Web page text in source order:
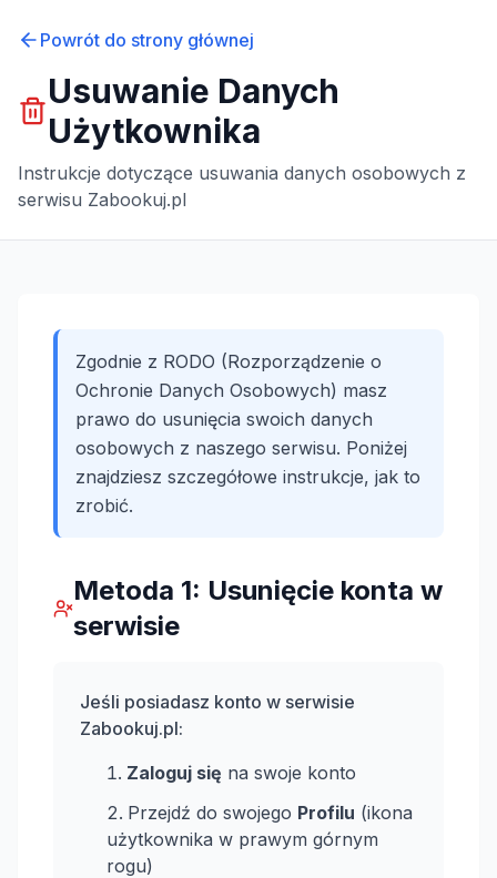
Powrót do strony głównej
Usuwanie Danych
Użytkownika
Instrukcje dotyczące usuwania danych osobowych z
serwisu Zabookuj.pl
Zgodnie z RODO (Rozporządzenie o
Ochronie Danych Osobowych) masz
prawo do usunięcia swoich danych
osobowych z naszego serwisu. Poniżej
znajdziesz szczegółowe instrukcje, jak to
zrobić.
Metoda 1: Usunięcie konta w
serwisie
Jeśli posiadasz konto w serwisie
Zabookuj.pl:
Zaloguj się na swoje konto
Przejdź do swojego Profilu (ikona
użytkownika w prawym górnym
rogu)